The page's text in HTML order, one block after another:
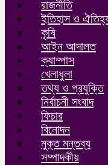
রাজনীতি
ইতিহাস ও
কৃষি
আইন আদালত
ক্যাম্পাস
খেলাধুলা
তথ্য ও প্রযুক্তি
নির্বাচনী সংবাদ
ফিচার
বিনোদন
মুক্ত মন্তব্য
সম্পাদকীয়